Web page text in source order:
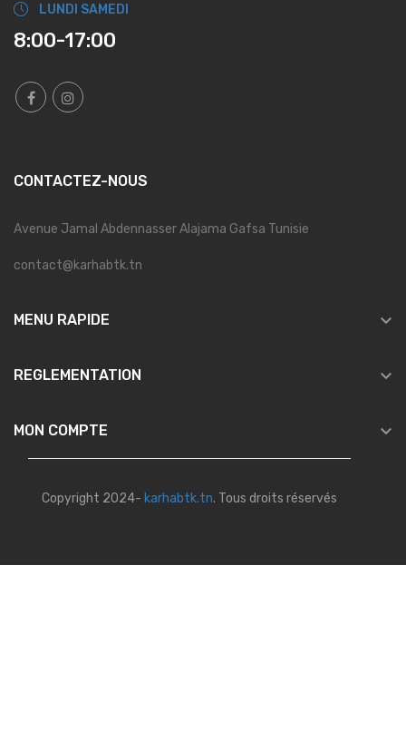
LUNDI SAMEDI
8:00-17:00
CONTACTEZ-NOUS
Avenue Jamal Abdennasser Alajama Gafsa Tunisie
contact@karhabtk.tn
MENU RAPIDE 
REGLEMENTATION 
MON COMPTE 
Copyright 2024- karhabtk.tn. Tous droits réservés